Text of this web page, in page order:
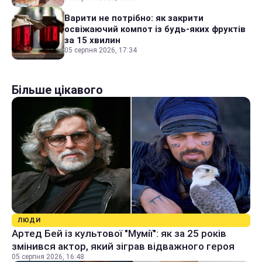
Варити не потрібно: як закрити
освіжаючий компот із будь-яких фруктів
за 15 хвилин
05 серпня 2026, 17:34
Більше цікавого
ЛЮДИ
Артед Бей із культової "Мумії": як за 25 років
змінився актор, який зіграв відважного героя
05 серпня 2026, 16:48